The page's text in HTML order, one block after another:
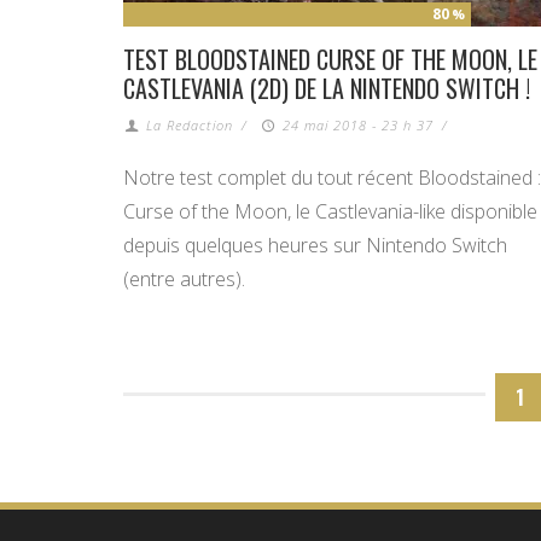
80 %
TEST BLOODSTAINED CURSE OF THE MOON, LE
CASTLEVANIA (2D) DE LA NINTENDO SWITCH !
La Redaction / 24 mai 2018 - 23 h 37 /
Notre test complet du tout récent Bloodstained :
Curse of the Moon, le Castlevania-like disponible
depuis quelques heures sur Nintendo Switch
(entre autres).
1